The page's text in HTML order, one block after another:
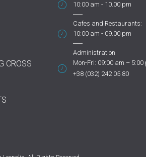
CROSS
10:00 am - 10.00 pm
Cafes and Restaurants:
10:00 am - 09.00 pm
Administration
Mon-Fri: 09:00 am – 5:00
+38 (032) 242 05 80